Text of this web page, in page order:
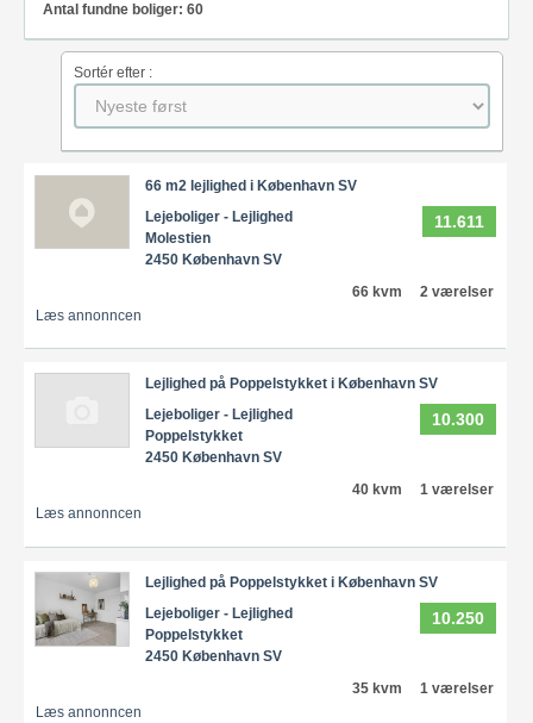
Antal fundne boliger: 60
Sortér efter :
66 m2 lejlighed i København SV
11.611
Lejeboliger - Lejlighed
Molestien
2450 København SV
66 kvm
2 værelser
Læs annonncen
Lejlighed på Poppelstykket i København SV
10.300
Lejeboliger - Lejlighed
Poppelstykket
2450 København SV
40 kvm
1 værelser
Læs annonncen
Lejlighed på Poppelstykket i København SV
10.250
Lejeboliger - Lejlighed
Poppelstykket
2450 København SV
35 kvm
1 værelser
Læs annonncen